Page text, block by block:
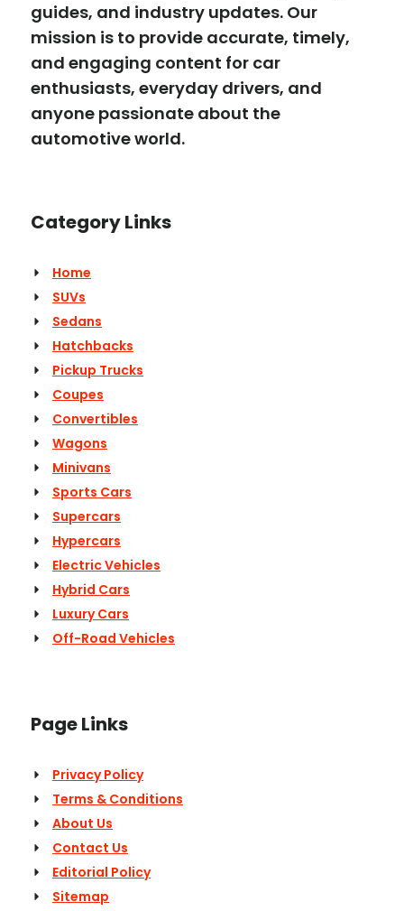
guides, and industry updates. Our
mission is to provide accurate, timely,
and engaging content for car
enthusiasts, everyday drivers, and
anyone passionate about the
automotive world.
Category Links
Home
SUVs
Sedans
Hatchbacks
Pickup Trucks
Coupes
Convertibles
Wagons
Minivans
Sports Cars
Supercars
Hypercars
Electric Vehicles
Hybrid Cars
Luxury Cars
Off-Road Vehicles
Page Links
Privacy Policy
Terms & Conditions
About Us
Contact Us
Editorial Policy
Sitemap